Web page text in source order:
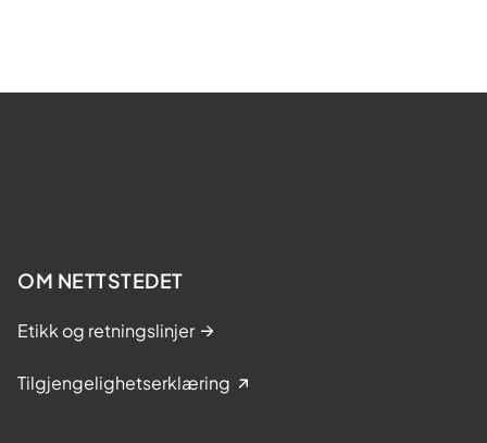
OM NETTSTEDET
Etikk og retningslinjer
Tilgjengelighetserklæring